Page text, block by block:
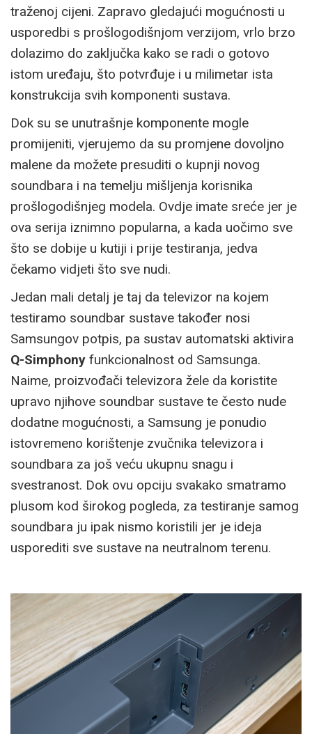
traženoj cijeni. Zapravo gledajući mogućnosti u
usporedbi s prošlogodišnjom verzijom, vrlo brzo
dolazimo do zaključka kako se radi o gotovo
istom uređaju, što potvrđuje i u milimetar ista
konstrukcija svih komponenti sustava.
Dok su se unutrašnje komponente mogle
promijeniti, vjerujemo da su promjene dovoljno
malene da možete presuditi o kupnji novog
soundbara i na temelju mišljenja korisnika
prošlogodišnjeg modela. Ovdje imate sreće jer je
ova serija iznimno popularna, a kada uočimo sve
što se dobije u kutiji i prije testiranja, jedva
čekamo vidjeti što sve nudi.
Jedan mali detalj je taj da televizor na kojem
testiramo soundbar sustave također nosi
Samsungov potpis, pa sustav automatski aktivira
Q-Simphony funkcionalnost od Samsunga.
Naime, proizvođači televizora žele da koristite
upravo njihove soundbar sustave te često nude
dodatne mogućnosti, a Samsung je ponudio
istovremeno korištenje zvučnika televizora i
soundbara za još veću ukupnu snagu i
svestranost. Dok ovu opciju svakako smatramo
plusom kod širokog pogleda, za testiranje samog
soundbara ju ipak nismo koristili jer je ideja
usporediti sve sustave na neutralnom terenu.